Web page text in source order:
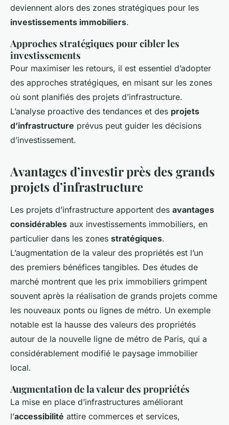
deviennent alors des zones stratégiques pour les
investissements immobiliers.
Approches stratégiques pour cibler les
investissements
Pour maximiser les retours, il est essentiel d’adopter
des approches stratégiques, en misant sur les zones
où sont planifiés des projets d’infrastructure.
L’analyse proactive des tendances et des projets
d’infrastructure prévus peut guider les décisions
d’investissement.
Avantages d’investir près des grands
projets d’infrastructure
Les projets d’infrastructure apportent des avantages
considérables aux investissements immobiliers, en
particulier dans les zones stratégiques.
L’augmentation de la valeur des propriétés est l’un
des premiers bénéfices tangibles. Des études de
marché montrent que les prix immobiliers grimpent
souvent après la réalisation de grands projets comme
les nouveaux ponts ou lignes de métro. Un exemple
notable est la hausse des valeurs des propriétés
autour de la nouvelle ligne de métro de Paris, qui a
considérablement modifié le paysage immobilier
local.
Augmentation de la valeur des propriétés
La mise en place d’infrastructures améliorant
l’accessibilité attire commerces et services,